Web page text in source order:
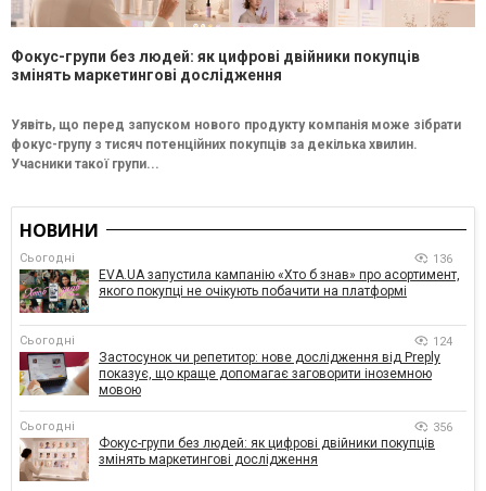
Фокус-групи без людей: як цифрові двійники покупців
змінять маркетингові дослідження
Уявіть, що перед запуском нового продукту компанія може зібрати
фокус-групу з тисяч потенційних покупців за декілька хвилин.
Учасники такої групи...
НОВИНИ
Сьогодні 136
EVA.UA запустила кампанію «Хто б знав» про асортимент,
якого покупці не очікують побачити на платформі
Сьогодні 124
Застосунок чи репетитор: нове дослідження від Preply
показує, що краще допомагає заговорити іноземною
мовою
Сьогодні 356
Фокус-групи без людей: як цифрові двійники покупців
змінять маркетингові дослідження